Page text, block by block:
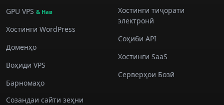
GPU VPS & Нав
Хостинги WordPress
Доменҳо
Воҳиди VPS
Барномаҳо
Созандаи сайти зеҳни
Хостинги тиҷорати
электронӣ
Соҳиби API
Хостинги SaaS
Серверҳои Бозӣ